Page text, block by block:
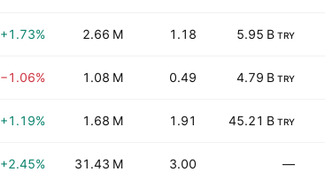
+1.73% 2.66 M 1.18 5.95 B TRY
−1.06% 1.08 M 0.49 4.79 B TRY
+1.19% 1.68 M 1.91 45.21 B TRY
+2.45% 31.43 M 3.00 —